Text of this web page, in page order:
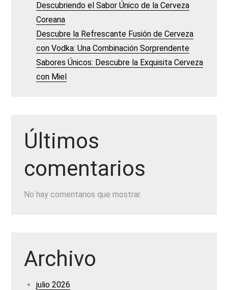
Descubriendo el Sabor Único de la Cerveza
Coreana
Descubre la Refrescante Fusión de Cerveza
con Vodka: Una Combinación Sorprendente
Sabores Únicos: Descubre la Exquisita Cerveza
con Miel
Últimos
comentarios
No hay comentarios que mostrar.
Archivo
julio 2026